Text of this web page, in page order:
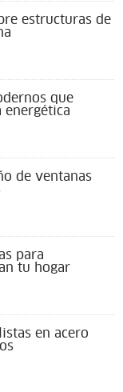
estructuras de
que
de ventanas
para
tu hogar
en acero